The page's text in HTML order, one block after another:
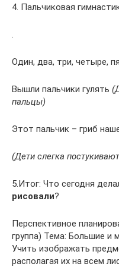
4. Пальчиковая
.
Один, два, три, четыре,
Вышли пальчики гулять
пальцы)
Этот пальчик – гриб
(Дети слегка
5.Итог: Что сегодня
рисовали?
Перспективное
группа) Тема: Большие и
Учить изображать
располагая их на всем